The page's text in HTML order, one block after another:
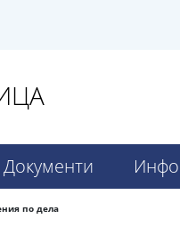
Документи
по дела